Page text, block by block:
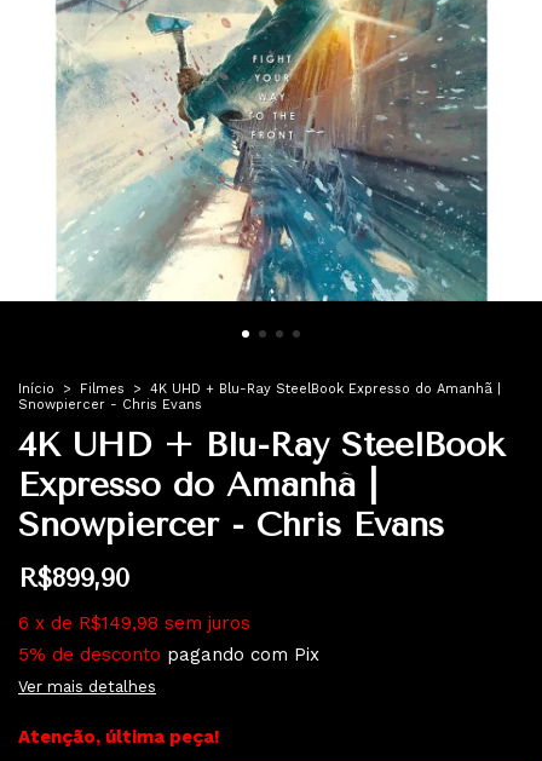
Início > Filmes >
4K UHD + Blu-Ray SteelBook Expresso do Amanhã |
Snowpiercer - Chris Evans
4K UHD + Blu-Ray SteelBook
Expresso do Amanhã |
Snowpiercer - Chris Evans
R$899,90
6 x de R$149,98 sem juros
5% de desconto pagando com Pix
Ver mais detalhes
Atenção, última peça!